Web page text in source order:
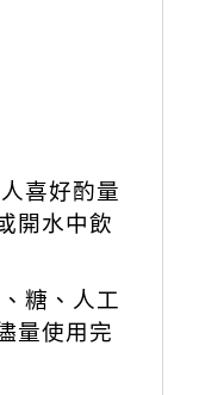
喜好酌量
開水中飲
糖、人工
量使用完